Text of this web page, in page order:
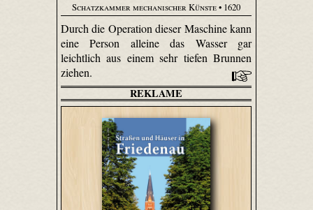
Schatzkammer mechanischer Künste• 1620
Durch die Operation dieser Maschine kann
eine Person alleine das Wasser gar
leichtlich aus einem sehr tiefen Brunnen
ziehen.
REKLAME